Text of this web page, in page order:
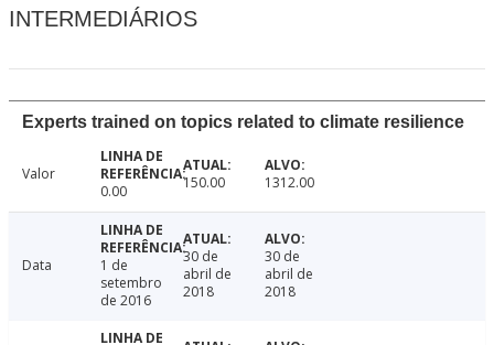
INTERMEDIÁRIOS
Experts trained on topics related to climate resilience
Valor
0.00
150.00 1312.00
Data
1 de
setembro
de 2016
30 de
abril de
2018
30 de
abril de
2018